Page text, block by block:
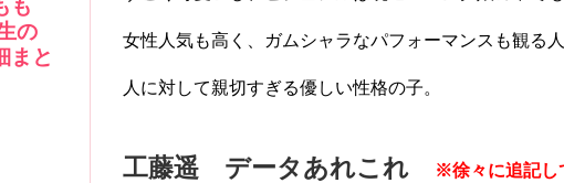
女性人気も高く、ガムシャラなパフォーマンスも観る
人に対して親切すぎる優しい性格の子。
工藤遥 データあれこれ ※徐々に追記